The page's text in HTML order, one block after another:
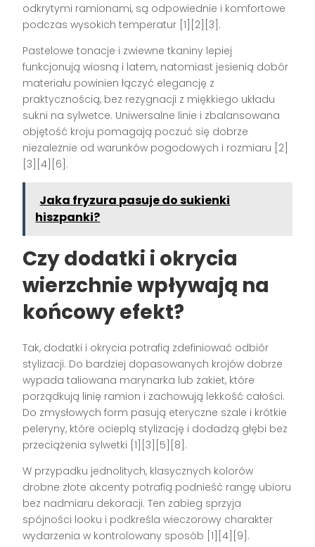
odkrytymi ramionami, są odpowiednie i komfortowe
podczas wysokich temperatur [1][2][3].
Pastelowe tonacje i zwiewne tkaniny lepiej
funkcjonują wiosną i latem, natomiast jesienią dobór
materiału powinien łączyć elegancję z
praktycznością, bez rezygnacji z miękkiego układu
sukni na sylwetce. Uniwersalne linie i zbalansowana
objętość kroju pomagają poczuć się dobrze
niezależnie od warunków pogodowych i rozmiaru [2]
[3][4][6].
Jaka fryzura pasuje do sukienki
hiszpanki?
Czy dodatki i okrycia
wierzchnie wpływają na
końcowy efekt?
Tak, dodatki i okrycia potrafią zdefiniować odbiór
stylizacji. Do bardziej dopasowanych krojów dobrze
wypada taliowana marynarka lub żakiet, które
porządkują linię ramion i zachowują lekkość całości.
Do zmysłowych form pasują eteryczne szale i krótkie
peleryny, które ocieplą stylizację i dodadzą głębi bez
przeciążenia sylwetki [1][3][5][8].
W przypadku jednolitych, klasycznych kolorów
drobne złote akcenty potrafią podnieść rangę ubioru
bez nadmiaru dekoracji. Ten zabieg sprzyja
spójności looku i podkreśla wieczorowy charakter
wydarzenia w kontrolowany sposób [1][4][9].